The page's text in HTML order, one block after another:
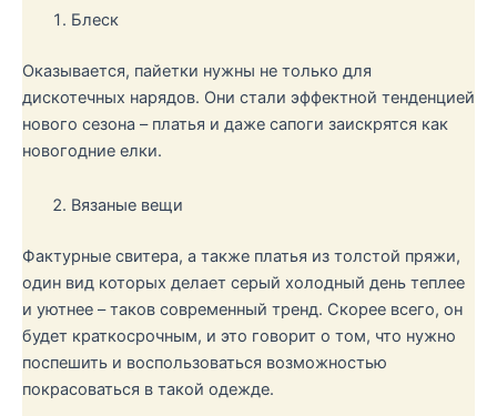
Блеск
Оказывается, пайетки нужны не только для
дискотечных нарядов. Они стали эффектной тенденцией
нового сезона – платья и даже сапоги заискрятся как
новогодние елки.
Вязаные вещи
Фактурные свитера, а также платья из толстой пряжи,
один вид которых делает серый холодный день теплее
и уютнее – таков современный тренд. Скорее всего, он
будет краткосрочным, и это говорит о том, что нужно
поспешить и воспользоваться возможностью
покрасоваться в такой одежде.